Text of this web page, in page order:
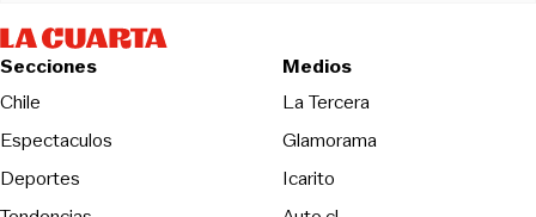
Secciones
Chile
Espectaculos
Deportes
Medios
La TerceraOpens in new
Glamorama
Icarito